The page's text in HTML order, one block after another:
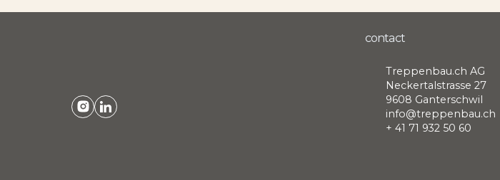
contact
Treppenbau.ch AG
Neckertalstrasse 27
9608 Ganterschwil
info@treppenbau.ch
+ 41 71 932 50 60